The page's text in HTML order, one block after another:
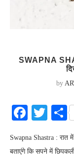
SWAPNA
by
Swapna Shastra :
बताएंगे कि सपने में